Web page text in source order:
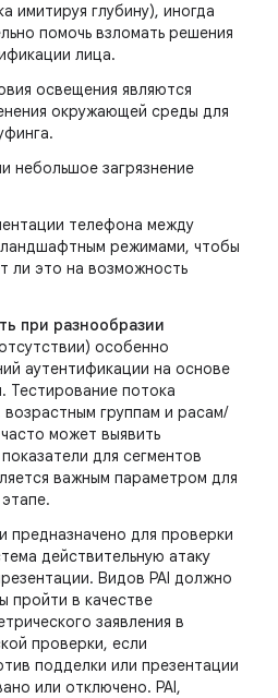
имитируя глубину), иногда
помочь взломать решения
лица.
освещения являются
окружающей среды для
небольшое загрязнение
телефона между
режимами, чтобы
ли это на возможность
при разнообразии
особенно
аутентификации на основе
Тестирование потока
группам и расам/
может выявить
для сегментов
важным параметром для
предназначено для проверки
действительную атаку
Видов PAI должно
пройти в качестве
заявления в
проверки, если
подделки или презентации
или отключено. PAI,